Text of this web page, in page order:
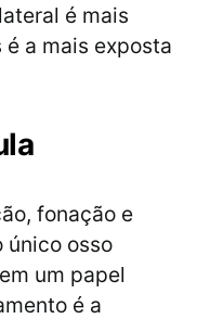
é mais
a mais exposta
fonação e
único osso
um papel
é a